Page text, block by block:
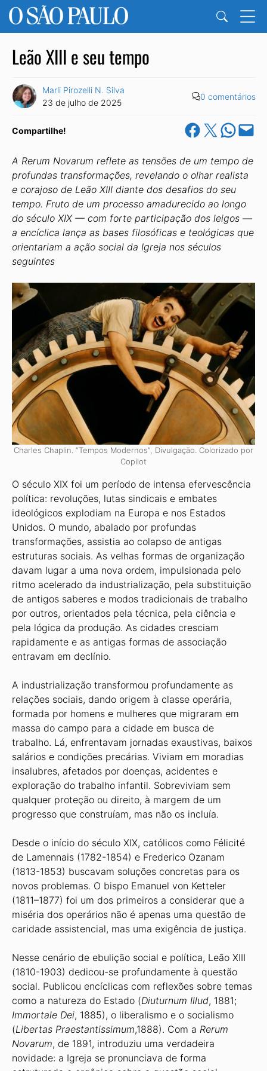
Leão XIII e seu tempo
Marli Pirozelli N. Silva
23 de julho de 2025
0 comentários
Compartilhe! Share on Facebook
Share on X Share on
Email this
A Rerum Novarum reflete as tensões de um tempo de
profundas transformações, revelando o olhar realista
e corajoso de Leão XIII diante dos desafios do seu
tempo. Fruto de um processo amadurecido ao longo
do século XIX — com forte participação dos leigos —
a encíclica lança as bases filosóficas e teológicas que
orientariam a ação social da Igreja nos séculos
seguintes
Charles Chaplin. “Tempos Modernos”, Divulgação. Colorizado por
Copilot
O século XIX foi um período de intensa efervescência
política: revoluções, lutas sindicais e embates
ideológicos explodiam na Europa e nos Estados
Unidos. O mundo, abalado por profundas
transformações, assistia ao colapso de antigas
estruturas sociais. As velhas formas de organização
davam lugar a uma nova ordem, impulsionada pelo
ritmo acelerado da industrialização, pela substituição
de antigos saberes e modos tradicionais de trabalho
por outros, orientados pela técnica, pela ciência e
pela lógica da produção. As cidades cresciam
rapidamente e as antigas formas de associação
entravam em declínio.
A industrialização transformou profundamente as
relações sociais, dando origem à classe operária,
formada por homens e mulheres que migraram em
massa do campo para a cidade em busca de
trabalho. Lá, enfrentavam jornadas exaustivas, baixos
salários e condições precárias. Viviam em moradias
insalubres, afetados por doenças, acidentes e
exploração do trabalho infantil. Sobreviviam sem
qualquer proteção ou direito, à margem de um
progresso que construíam, mas não os incluía.
Desde o início do século XIX, católicos como Félicité
de Lamennais (1782-1854) e Frederico Ozanam
(1813-1853) buscavam soluções concretas para os
novos problemas. O bispo Emanuel von Ketteler
(1811–1877) foi um dos primeiros a considerar que a
miséria dos operários não é apenas uma questão de
caridade assistencial, mas uma exigência de justiça.
Nesse cenário de ebulição social e política, Leão XIII
(1810-1903) dedicou-se profundamente à questão
social. Publicou encíclicas com reflexões sobre temas
como a natureza do Estado (Diuturnum Illud, 1881;
Immortale Dei, 1885), o liberalismo e o socialismo
(Libertas Praestantissimum,1888). Com a Rerum
Novarum, de 1891, introduziu uma verdadeira
novidade: a Igreja se pronunciava de forma